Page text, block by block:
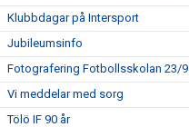
Klubbdagar på Intersport
Jubileumsinfo
Fotografering Fotbollsskolan 23/9
Vi meddelar med sorg
Tölö IF 90 år